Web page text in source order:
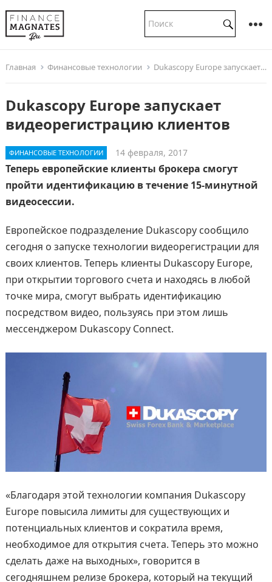
Главная Финансовые технологии Dukascopy Europe запускает видеорегистрацию клиентов
Dukascopy Europe запускает
видеорегистрацию клиентов
ФИНАНСОВЫЕ ТЕХНОЛОГИИ 14 февраля, 2017
Теперь европейские клиенты брокера смогут
пройти идентификацию в течение 15-минутной
видеосессии.
Европейское подразделение Dukascopy сообщило
сегодня о запуске технологии видеорегистрации для
своих клиентов. Теперь клиенты Dukascopy Europe,
при открытии торгового счета и находясь в любой
точке мира, смогут выбрать идентификацию
посредством видео, пользуясь при этом лишь
мессенджером Dukascopy Connect.
«Благодаря этой технологии компания Dukascopy
Europe повысила лимиты для существующих и
потенциальных клиентов и сократила время,
необходимое для открытия счета. Теперь это можно
сделать даже на выходных», говорится в
сегодняшнем релизе брокера, который на текущий